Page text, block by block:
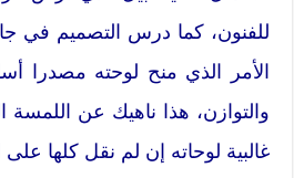
للفنون، كما درس التصميم في
الأمر الذي منح لوحته مصدرا
والتوازن، هذا ناهيك عن اللمسة
غالبية لوحاته إن لم نقل كلها على